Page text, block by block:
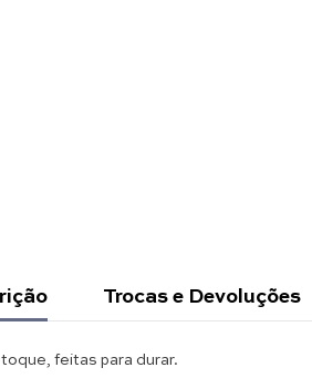
Trocas e Devoluções
feitas para durar.